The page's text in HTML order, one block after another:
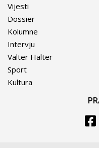
Vijesti
Dossier
Kolumne
Intervju
Valter Halter
Sport
Kultura